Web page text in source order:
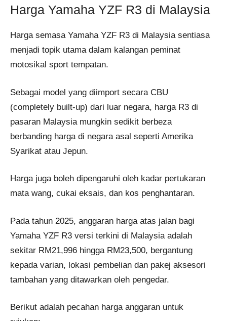
Harga Yamaha YZF R3 di Malaysia
Harga semasa Yamaha YZF R3 di Malaysia sentiasa
menjadi topik utama dalam kalangan peminat
motosikal sport tempatan.
Sebagai model yang diimport secara CBU
(completely built-up) dari luar negara, harga R3 di
pasaran Malaysia mungkin sedikit berbeza
berbanding harga di negara asal seperti Amerika
Syarikat atau Jepun.
Harga juga boleh dipengaruhi oleh kadar pertukaran
mata wang, cukai eksais, dan kos penghantaran.
Pada tahun 2025, anggaran harga atas jalan bagi
Yamaha YZF R3 versi terkini di Malaysia adalah
sekitar RM21,996 hingga RM23,500, bergantung
kepada varian, lokasi pembelian dan pakej aksesori
tambahan yang ditawarkan oleh pengedar.
Berikut adalah pecahan harga anggaran untuk